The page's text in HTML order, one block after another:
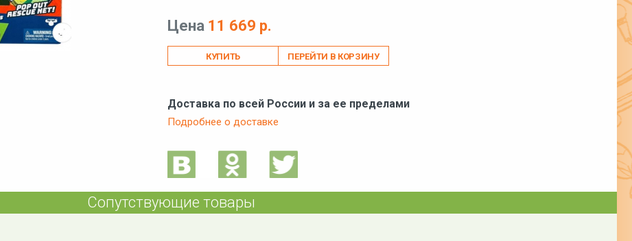
Цена 11 669 р.
ПЕРЕЙТИ В КОРЗИНУ
Доставка по всей России и за ее пределами
Подробнее о доставке
Сопутствующие товары